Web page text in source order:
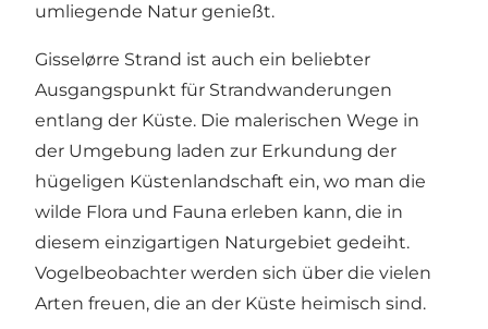
umliegende Natur genießt.
Gisselørre Strand ist auch ein beliebter
Ausgangspunkt für Strandwanderungen
entlang der Küste. Die malerischen Wege in
der Umgebung laden zur Erkundung der
hügeligen Küstenlandschaft ein, wo man die
wilde Flora und Fauna erleben kann, die in
diesem einzigartigen Naturgebiet gedeiht.
Vogelbeobachter werden sich über die vielen
Arten freuen, die an der Küste heimisch sind.